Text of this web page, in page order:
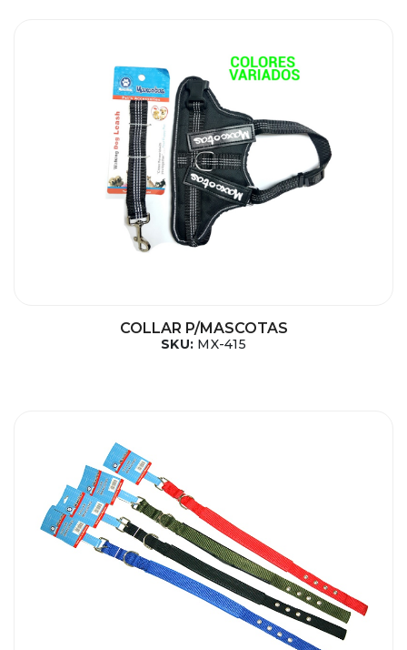
COLLAR P/MASCOTAS
SKU: MX-415